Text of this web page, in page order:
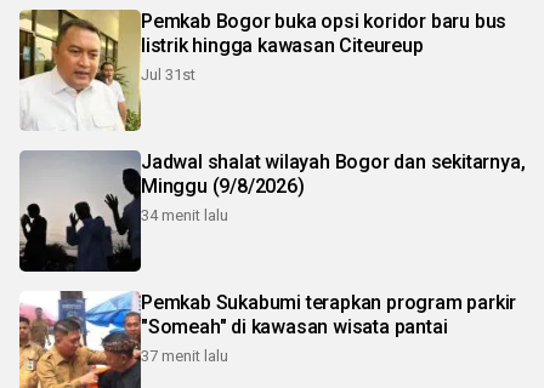
Pemkab Bogor buka opsi koridor baru bus
listrik hingga kawasan Citeureup
Jul 31st
Jadwal shalat wilayah Bogor dan sekitarnya,
Minggu (9/8/2026)
34 menit lalu
Pemkab Sukabumi terapkan program parkir
"Someah" di kawasan wisata pantai
37 menit lalu